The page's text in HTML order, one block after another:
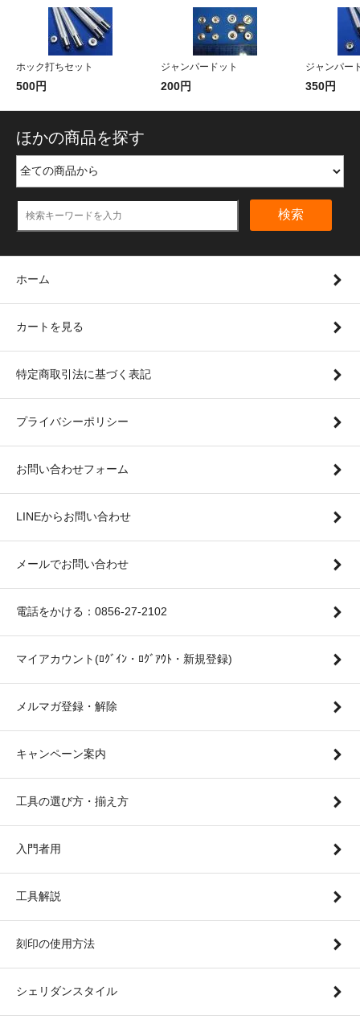
ホック打ちセット
500円
ジャンパードット
200円
ジャンパー
350円
ほかの商品を探す
検索
ホーム
カートを見る
特定商取引法に基づく表記
プライバシーポリシー
お問い合わせフォーム
LINEからお問い合わせ
メールでお問い合わせ
電話をかける：0856-27-2102
マイアカウント(ﾛｸﾞｲﾝ・ﾛｸﾞｱｳﾄ・新規登録)
メルマガ登録・解除
キャンペーン案内
工具の選び方・揃え方
入門者用
工具解説
刻印の使用方法
シェリダンスタイル